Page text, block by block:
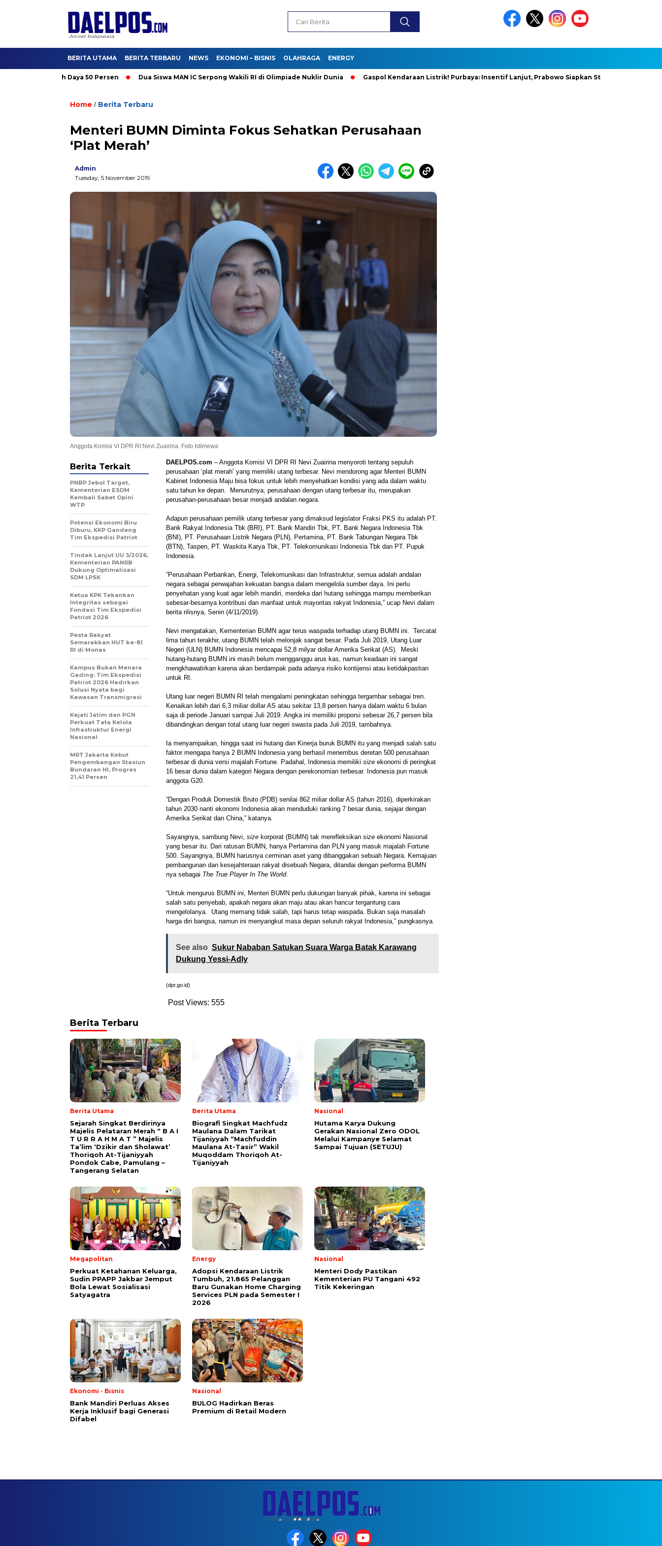
BERITA UTAMA BERITA TERBARU NEWS EKONOMI – BISNIS OLAHRAGA ENERGY
Tambah Daya 50 Persen Dua Siswa MAN IC Serpong Wakili RI di Olimpiade Nuklir Dunia Gaspol Kendaraan Listrik! Purbaya: Insentif Lanjut, Prabowo Siapkan Stimulus Baru
Home / Berita Terbaru
Menteri BUMN Diminta Fokus Sehatkan Perusahaan
‘Plat Merah’
Admin
Tuesday, 5 November 2019
Anggota Komisi VI DPR RI Nevi Zuairina. Foto Istimewa
DAELPOS.com – Anggota Komisi VI DPR RI Nevi Zuairina menyoroti tentang sepuluh
perusahaan ‘plat merah’ yang memiliki utang terbesar. Nevi mendorong agar Menteri BUMN
Kabinet Indonesia Maju bisa fokus untuk lebih menyehatkan kondisi yang ada dalam waktu
satu tahun ke depan. Menurutnya, perusahaan dengan utang terbesar itu, merupakan
perusahan-perusahaan besar menjadi andalan negara.
Adapun perusahaan pemilik utang terbesar yang dimaksud legislator Fraksi PKS itu adalah PT.
Bank Rakyat Indonesia Tbk (BRI), PT. Bank Mandiri Tbk, PT. Bank Negara Indonesia Tbk
(BNI), PT. Perusahaan Listrik Negara (PLN), Pertamina, PT. Bank Tabungan Negara Tbk
(BTN), Taspen, PT. Waskita Karya Tbk, PT. Telekomunikasi Indonesia Tbk dan PT. Pupuk
Indonesia.
“Perusahaan Perbankan, Energi, Telekomunikasi dan Infrastruktur, semua adalah andalan
negara sebagai perwajahan kekuatan bangsa dalam mengelola sumber daya. Ini perlu
penyehatan yang kuat agar lebih mandiri, merdeka dari hutang sehingga mampu memberikan
sebesar-besarnya kontribusi dan manfaat untuk mayoritas rakyat Indonesia,” ucap Nevi dalam
berita rilisnya, Senin (4/11/2019).
Nevi mengatakan, Kementerian BUMN agar terus waspada terhadap utang BUMN ini. Tercatat
lima tahun terakhir, utang BUMN telah melonjak sangat besar. Pada Juli 2019, Utang Luar
Negeri (ULN) BUMN Indonesia mencapai 52,8 milyar dollar Amerika Serikat (AS). Meski
hutang-hutang BUMN ini masih belum mengganggu arus kas, namun keadaan ini sangat
mengkhawatirkan karena akan berdampak pada adanya risiko kontijensi atau ketidakpastian
untuk RI.
Utang luar negeri BUMN RI telah mengalami peningkatan sehingga tergambar sebagai tren.
Kenaikan lebih dari 6,3 miliar dollar AS atau sekitar 13,8 persen hanya dalam waktu 6 bulan
saja di periode Januari sampai Juli 2019. Angka ini memiliki proporsi sebesar 26,7 persen bila
dibandingkan dengan total utang luar negeri swasta pada Juli 2019, tambahnya.
Ia menyampaikan, hingga saat ini hutang dan Kinerja buruk BUMN itu yang menjadi salah satu
faktor mengapa hanya 2 BUMN Indonesia yang berhasil menembus deretan 500 perusahaan
terbesar di dunia versi majalah Fortune. Padahal, Indonesia memiliki size ekonomi di peringkat
16 besar dunia dalam kategori Negara dengan perekonomian terbesar. Indonesia pun masuk
anggota G20.
“Dengan Produk Domestik Bruto (PDB) senilai 862 miliar dollar AS (tahun 2016), diperkirakan
tahun 2030 nanti ekonomi Indonesia akan menduduki ranking 7 besar dunia, sejajar dengan
Amerika Serikat dan China,” katanya.
Sayangnya, sambung Nevi, size korporat (BUMN) tak merefleksikan size ekonomi Nasional
yang besar itu. Dari ratusan BUMN, hanya Pertamina dan PLN yang masuk majalah Fortune
500. Sayangnya, BUMN harusnya cerminan aset yang dibanggakan sebuah Negara. Kemajuan
pembangunan dan kesejahteraan rakyat disebuah Negara, ditandai dengan performa BUMN
nya sebagai The True Player In The World.
“Untuk mengurus BUMN ini, Menteri BUMN perlu dukungan banyak pihak, karena ini sebagai
salah satu penyebab, apakah negara akan maju atau akan hancur tergantung cara
mengelolanya. Utang memang tidak salah, tapi harus tetap waspada. Bukan saja masalah
harga diri bangsa, namun ini menyangkut masa depan seluruh rakyat Indonesia,” pungkasnya.
See also Sukur Nababan Satukan Suara Warga Batak Karawang
Dukung Yessi-Adly
(dpr.go.id)
Post Views: 555
Berita Terkait
PNBP Jebol Target,
Kementerian ESDM
Kembali Sabet Opini
WTP
Potensi Ekonomi Biru
Diburu, KKP Gandeng
Tim Ekspedisi Patriot
Tindak Lanjut UU 3/2026,
Kementerian PANRB
Dukung Optimalisasi
SDM LPSK
Ketua KPK Tekankan
Integritas sebagai
Fondasi Tim Ekspedisi
Patriot 2026
Pesta Rakyat
Semarakkan HUT ke-81
RI di Monas
Kampus Bukan Menara
Gading: Tim Ekspedisi
Patriot 2026 Hadirkan
Solusi Nyata bagi
Kawasan Transmigrasi
Kejati Jatim dan PGN
Perkuat Tata Kelola
Infrastruktur Energi
Nasional
MRT Jakarta Kebut
Pengembangan Stasiun
Bundaran HI, Progres
21,41 Persen
Berita Terbaru
Berita Utama
Sejarah Singkat Berdirinya
Majelis Pelataran Merah “ B A I
T U R R A H M A T ” Majelis
Ta’lim ‘Dzikir dan Sholawat’
Thoriqoh At-Tijaniyyah
Pondok Cabe, Pamulang –
Tangerang Selatan
Berita Utama
Biografi Singkat Machfudz
Maulana Dalam Tarikat
Tijaniyyah “Machfuddin
Maulana At-Tasir” Wakil
Muqoddam Thoriqoh At-
Tijaniyyah
Nasional
Hutama Karya Dukung
Gerakan Nasional Zero ODOL
Melalui Kampanye Selamat
Sampai Tujuan (SETUJU)
Megapolitan
Perkuat Ketahanan Keluarga,
Sudin PPAPP Jakbar Jemput
Bola Lewat Sosialisasi
Satyagatra
Energy
Adopsi Kendaraan Listrik
Tumbuh, 21.865 Pelanggan
Baru Gunakan Home Charging
Services PLN pada Semester I
2026
Nasional
Menteri Dody Pastikan
Kementerian PU Tangani 492
Titik Kekeringan
Ekonomi - Bisnis
Bank Mandiri Perluas Akses
Kerja Inklusif bagi Generasi
Difabel
Nasional
BULOG Hadirkan Beras
Premium di Retail Modern